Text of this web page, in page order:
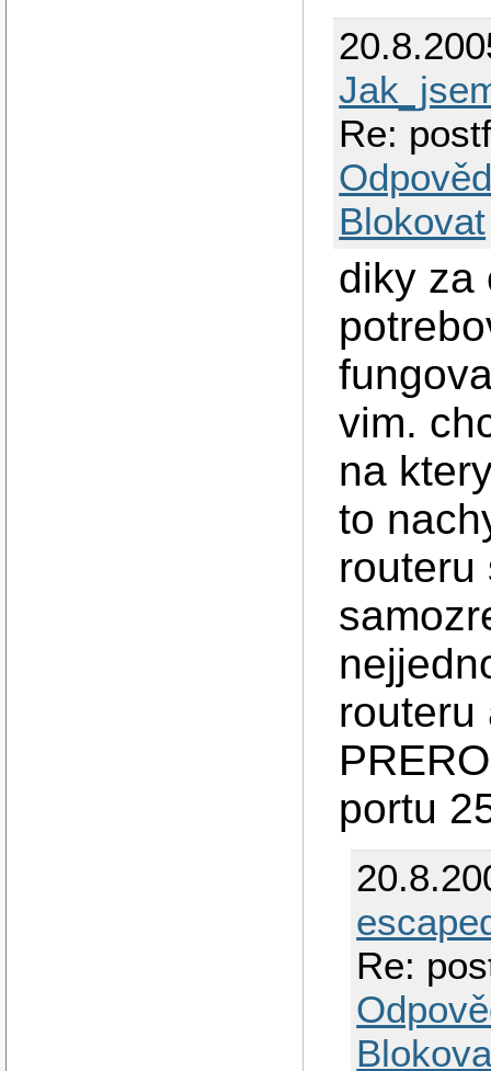
# If you're
#
#relayhost =
#relayhost =
#relayhost =
#relayhost =
#relayhost =
Re:
Blokovat
diky za
vim.
na
to
routeru
routeru
portu
Re: